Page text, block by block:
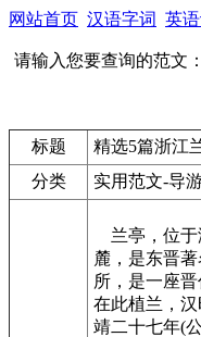
网站首页 汉语字词 英
请输入您要查询的范文：
标题
精选5篇浙江
分类
实用范文-导
兰亭，位于
麓，是东晋
所，是一座
在此植兰，
靖二十七年(